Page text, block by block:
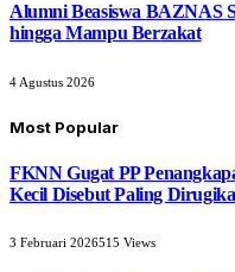
Alumni Beasiswa BAZNAS
hingga Mampu Berzakat
4 Agustus 2026
Most Popular
FKNN Gugat PP
Kecil Disebut Paling
3 Februari 2026515 Views